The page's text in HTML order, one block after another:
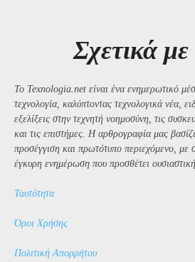
Σχετικά
Το Texnologia.net είναι ένα ενημερωτικό
τεχνολογία, καλύπτοντας τεχνολογικά νέα,
εξελίξεις στην τεχνητή νοημοσύνη, τις
και τις επιστήμες. Η αρθρογραφία μας
προσέγγιση και πρωτότυπο περιεχόμενο, με
έγκυρη ενημέρωση που προσθέτει
Ταυτότητα
Όροι Χρήσης
Πολιτική Απορρήτου